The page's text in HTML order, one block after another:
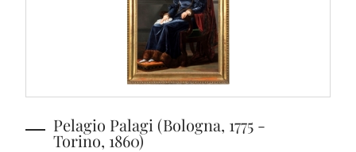
Pelagio Palagi (Bologna, 1775 -
Torino, 1860)